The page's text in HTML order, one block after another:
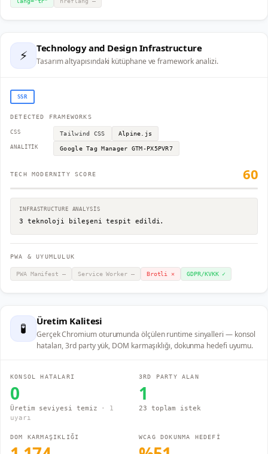
⚡ Technology and Design Infrastructure
Tasarım altyapısındaki kütüphane ve framework analizi.
SSR
DETECTED FRAMEWORKS
CSS Tailwind CSS Alpine.js
ANALITIK Google Tag Manager GTM-PX5PVR7
TECH MODERNITY SCORE 60
INFRASTRUCTURE ANALYSIS
3 teknoloji bileşeni tespit edildi.
PWA & UYUMLULUK
PWA Manifest— Service Worker — Brotli ✕ GDPR/KVKK✓
🧪 Üretim Kalitesi
Gerçek Chromium oturumunda ölçülen runtime sinyalleri — konsol
hataları, 3rd party yük, DOM karmaşıklığı, dokunma hedefi uyumu.
KONSOL HATALARI
0
Üretim seviyesi temiz · 1
uyarı
3RD PARTY ALAN
1
23 toplam istek
DOM KARMAŞIKLIĞI WCAG DOKUNMA HEDEFİ